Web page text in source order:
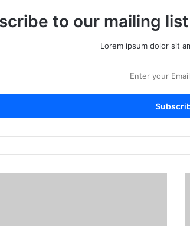
to our mailing
Lorem ipsum dolor sit